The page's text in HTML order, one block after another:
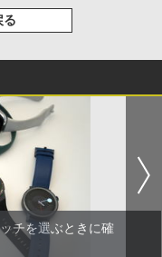
る
チを選ぶときに確